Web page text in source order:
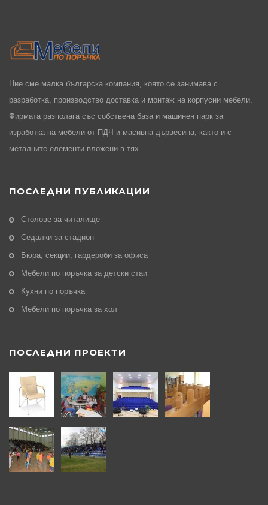
Ние сме малка българска компания, която се занимава с
разработка, производство доставка и монтаж на корпусни мебели.
Фирмата разполага със собствена база и машинен парк за
изработка на мебели от ПДЧ и масивна дървесина, както и с
металните елементи вложени в тях.
ПОСЛЕДНИ ПУБЛИКАЦИИ
Столове за читалище
Седалки за стадион
Бюра, секции, гардероби за офиса
Мебели по поръчка за детски стаи
Кухни по поръчка
Мебели по поръчка за хол
ПОСЛЕДНИ ПРОЕКТИ